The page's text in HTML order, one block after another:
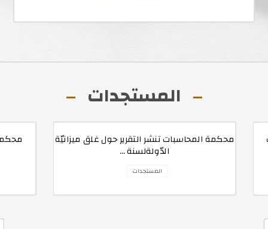
المستجدات
محكمة المحاسبات تنشر التقرير حول غلق ميزانيّة
الدّولةلسنة ...
المستجدات